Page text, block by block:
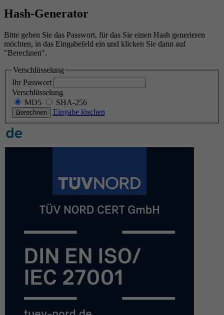
Hash-Generator
Bitte geben Sie das Passwort, für das Sie einen Hash generieren
möchten, in das Eingabefeld ein und klicken Sie dann auf
"Berechnen".
Verschlüsselung
Ihr Passwort
Verschlüsselung
MD5
SHA-256
Eingabe löschen